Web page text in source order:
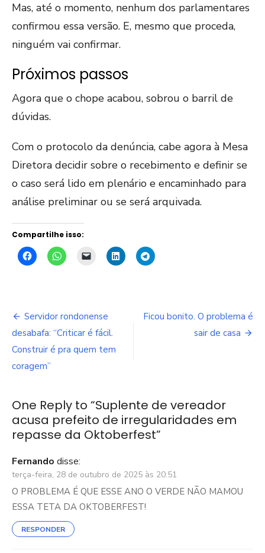
Mas, até o momento, nenhum dos parlamentares
confirmou essa versão. E, mesmo que proceda,
ninguém vai confirmar.
Próximos passos
Agora que o chope acabou, sobrou o barril de
dúvidas.
Com o protocolo da denúncia, cabe agora à Mesa
Diretora decidir sobre o recebimento e definir se
o caso será lido em plenário e encaminhado para
análise preliminar ou se será arquivada.
Compartilhe isso:
Navegação
de
Post
Servidor rondonense
desabafa: “Criticar é fácil.
Construir é pra quem tem
coragem”
Ficou bonito. O problema é
sair de casa
One Reply to “Suplente de vereador
acusa prefeito de irregularidades em
repasse da Oktoberfest”
Fernando disse:
terça-feira, 28 de outubro de 2025 às 20:51
O PROBLEMA É QUE ESSE ANO O VERDE NÃO MAMOU
ESSA TETA DA OKTOBERFEST!
RESPONDER